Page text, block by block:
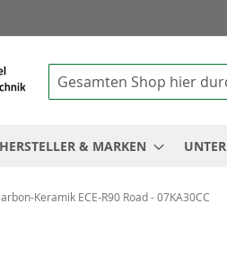
HERSTELLER & MARKEN
Keramik ECE-R90 Road - 07KA30CC